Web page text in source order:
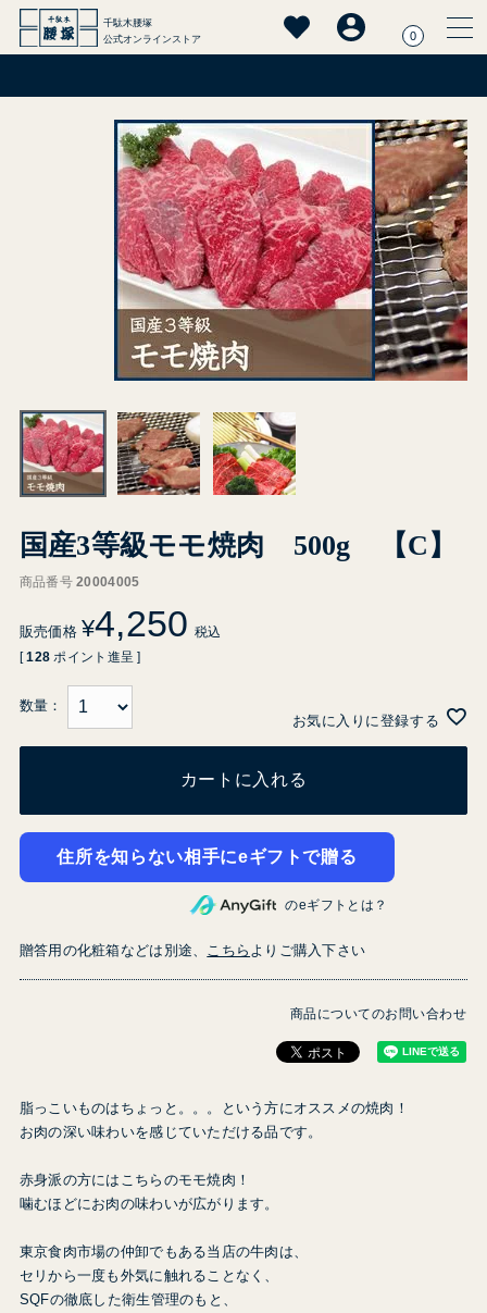
千駄木腰塚
公式オンラインストア
0
国産3等級モモ焼肉 500g 【C】
商品番号 20004005
販売価格 ¥4,250 税込
[ 128 ポイント進呈 ]
お気に入りに登録する
カートに入れる
住所を知らない相手にeギフトで贈る
のeギフトとは？
贈答用の化粧箱などは別途、 こちら よりご購入下さい
商品についてのお問い合わせ
脂っこいものはちょっと。。。という方にオススメの焼肉！
お肉の深い味わいを感じていただける品です。
赤身派の方にはこちらのモモ焼肉！
噛むほどにお肉の味わいが広がります。
東京食肉市場の仲卸でもある当店の牛肉は、
セリから一度も外気に触れることなく、
SQFの徹底した衛生管理のもと、